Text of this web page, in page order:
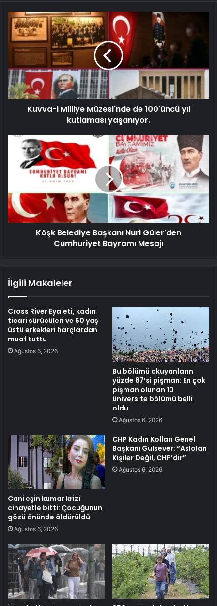
Kuvva-i Milliye Müzesi'nde de 100'üncü yıl
kutlaması yaşanıyor.
Köşk Belediye Başkanı Nuri Güler'den
Cumhuriyet Bayramı Mesajı
İlgili Makaleler
Cross River Eyaleti, kadın
ticari sürücüleri ve 60 yaş
üstü erkekleri harçlardan
muaf tuttu
Ağustos 6, 2026
Bu bölümü okuyanların
yüzde 87’si pişman: En çok
pişman olunan 10
üniversite bölümü belli
oldu
Ağustos 6, 2026
Cani eşin kumar krizi
cinayetle bitti: Çocuğunun
gözü önünde öldürüldü
Ağustos 6, 2026
CHP Kadın Kolları Genel
Başkanı Gülsever: “Aslolan
Kişiler Değil, CHP’dir”
Ağustos 6, 2026